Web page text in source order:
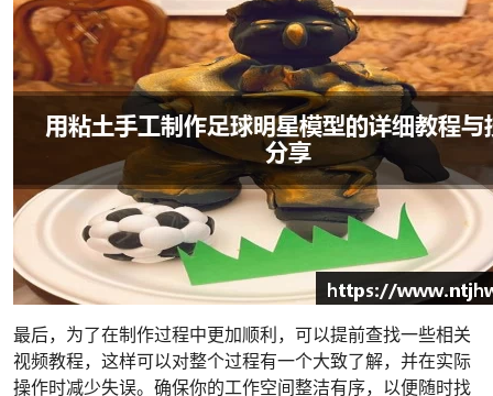
最后，为了在制作过程中更加顺利，可以提前查找一些相关
视频教程，这样可以对整个过程有一个大致了解，并在实际
操作时减少失误。确保你的工作空间整洁有序，以便随时找